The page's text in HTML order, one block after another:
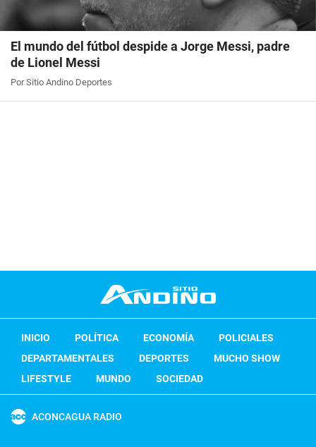
El mundo del fútbol despide a Jorge Messi, padre
de Lionel Messi
Por Sitio Andino Deportes
INICIO POLÍTICA ECONOMÍA
POLICIALES
DEPARTAMENTALES
DEPORTES
MUCHO SHOW
LIFESTYLE
MUNDO SOCIEDAD
ACONCAGUA RADIO